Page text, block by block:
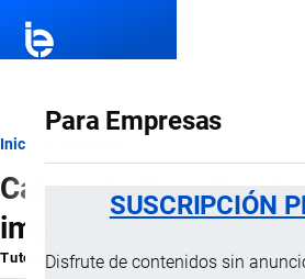
Para Empresas
SUSCRIPCIÓN
Disfrute de contenidos sin
Ruta
de
navegación
Inicio
Categoría C en
importar paquetes a
Tutorialpor Jaime Mise, 8 Marzo, 2026